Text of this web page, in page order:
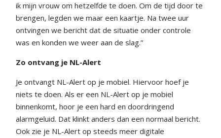
ik mijn vrouw om hetzelfde te doen. Om de tijd door te
brengen, legden we maar een kaartje. Na twee uur
ontvingen we bericht dat de situatie onder controle
was en konden we weer aan de slag.”
Zo ontvang je NL-Alert
Je ontvangt NL-Alert op je mobiel. Hiervoor hoef je
niets te doen. Als er een NL-Alert op je mobiel
binnenkomt, hoor je een hard en doordringend
alarmgeluid. Dat klinkt anders dan een normaal bericht.
Ook zie je NL-Alert op steeds meer digitale